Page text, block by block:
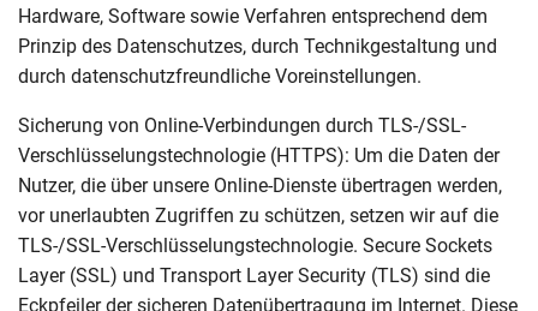
Hardware, Software sowie Verfahren entsprechend dem
Prinzip des Datenschutzes, durch Technikgestaltung und
durch datenschutzfreundliche Voreinstellungen.
Sicherung von Online-Verbindungen durch TLS-/SSL-
Verschlüsselungstechnologie (HTTPS): Um die Daten der
Nutzer, die über unsere Online-Dienste übertragen werden,
vor unerlaubten Zugriffen zu schützen, setzen wir auf die
TLS-/SSL-Verschlüsselungstechnologie. Secure Sockets
Layer (SSL) und Transport Layer Security (TLS) sind die
Eckpfeiler der sicheren Datenübertragung im Internet. Diese